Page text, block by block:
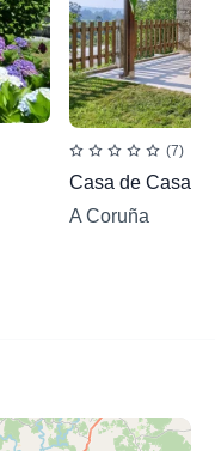
(7)
Casa de Casal
A Coruña